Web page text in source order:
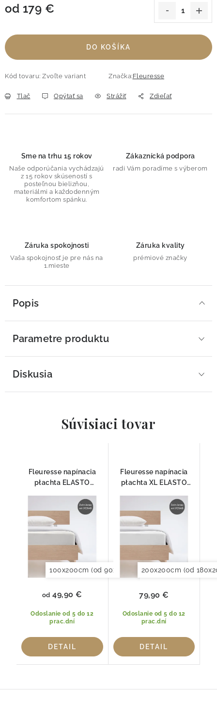
od 179 €
DO KOŠÍKA
Kód tovaru: Zvoľte variant Značka:Fleuresse
Tlač Opýtať sa Strážiť Zdieľať
Sme na trhu 15 rokov
Naše odporúčania vychádzajú
z 15 rokov skúseností s
posteľnou bielizňou,
materiálmi a každodenným
komfortom spánku.
Zákaznícká podpora
radi Vám poradíme s výberom
Záruka spokojnosti
Vaša spokojnosť je pre nás na
1.mieste
Záruka kvality
prémiové značky
Popis
Parametre produktu
Diskusia
Súvisiaci tovar
Fleuresse napínacia
płachta ELASTO
100x200cm (od 90x190 do 120x220cm)
Odoslanie od 5 do 12
prac.dní
od 49,90 €
DETAIL
Fleuresse napínacia
płachta XL ELASTO
BOXSPRING 1000
200x200cm (od
Odoslanie od 5 do 12
prac.dní
79,90 €
DETAIL